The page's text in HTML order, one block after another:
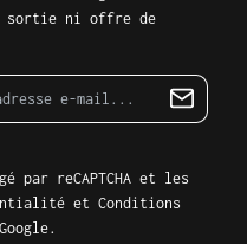
sortie ni offre de
par reCAPTCHA et les
et Conditions